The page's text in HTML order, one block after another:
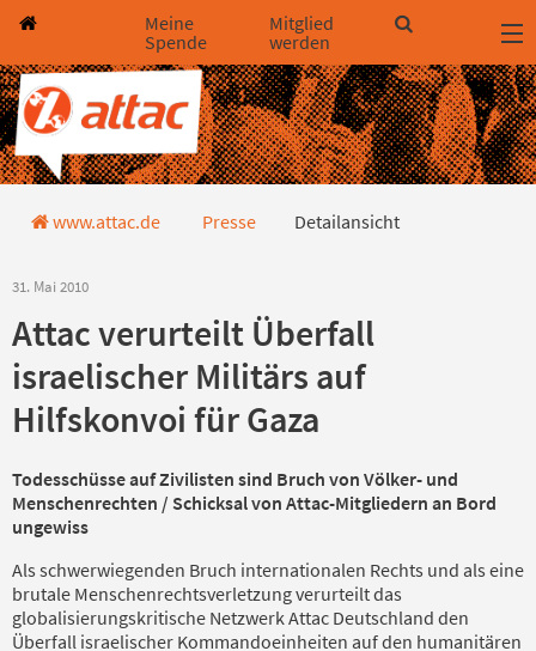
Direkt zum Hauptinhalt springen
Direkt zur Haupt-Navigation springen
Direkt zur Service-Navigation springen
Direkt zur Footer-Navigation springen
Direkt zum Footerinhalt springen
Meine
Spende
Mitglied
werden
Detailansicht Pressemitteilung
www.attac.de Presse Detailansicht
31. Mai 2010
Attac verurteilt Überfall
israelischer Militärs auf
Hilfskonvoi für Gaza
Todesschüsse auf Zivilisten sind Bruch von Völker- und
Menschenrechten / Schicksal von Attac-Mitgliedern an Bord
ungewiss
Als schwerwiegenden Bruch internationalen Rechts und als eine
brutale Menschenrechtsverletzung verurteilt das
globalisierungskritische Netzwerk Attac Deutschland den
Überfall israelischer Kommandoeinheiten auf den humanitären